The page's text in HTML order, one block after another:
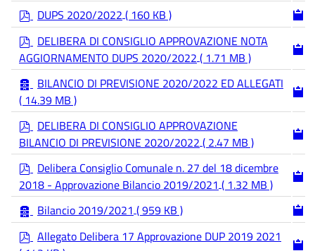
d
DUPS 2020/2022 ( 160 KB )
d
f
DELIBERA DI CONSIGLIO APPROVAZIONE NOTA
AGGIORNAMENTO DUPS 2020/2022 ( 1.71 MB )
r
c
h
i
v
BILANCIO DI PREVISIONE 2020/2022 ED ALLEGATI
( 14.39 MB )
d
f
DELIBERA DI CONSIGLIO APPROVAZIONE
BILANCIO DI PREVISIONE 2020/2022 ( 2.47 MB )
d
f
Delibera Consiglio Comunale n. 27 del 18 dicembre
2018 - Approvazione Bilancio 2019/2021 ( 1.32 MB )
r
Bilancio 2019/2021 ( 959 KB )
d
Allegato Delibera 17 Approvazione DUP 2019 2021